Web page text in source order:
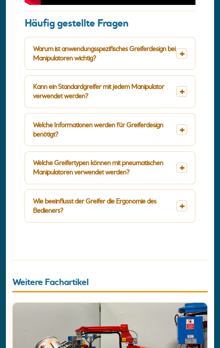
Häufig gestellte Fragen
Warum ist anwendungsspezifisches Greiferdesign bei
Manipulatoren wichtig?
Kann ein Standardgreifer mit jedem Manipulator
verwendet werden?
Welche Informationen werden für Greiferdesign
benötigt?
Welche Greifertypen können mit pneumatischen
Manipulatoren verwendet werden?
Wie beeinflusst der Greifer die Ergonomie des
Bedieners?
Weitere Fachartikel